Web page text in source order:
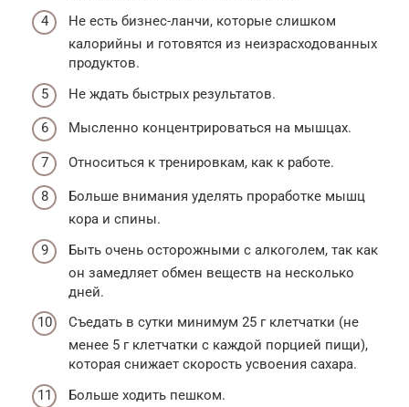
Не есть бизнес-ланчи, которые слишком
калорийны и готовятся из неизрасходованных
продуктов.
Не ждать быстрых результатов.
Мысленно концентрироваться на мышцах.
Относиться к тренировкам, как к работе.
Больше внимания уделять проработке мышц
кора и спины.
Быть очень осторожными с алкоголем, так как
он замедляет обмен веществ на несколько
дней.
Съедать в сутки минимум 25 г клетчатки (не
менее 5 г клетчатки с каждой порцией пищи),
которая снижает скорость усвоения сахара.
Больше ходить пешком.